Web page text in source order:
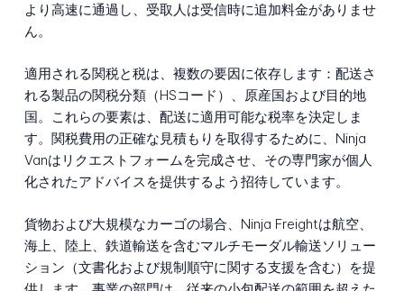
より高速に通過し、受取人は受信時に追加料金がありませ
ん。
適用される関税と税は、複数の要因に依存します：配送さ
れる製品の関税分類（HSコード）、原産国および目的地
国。これらの要素は、配送に適用可能な税率を決定しま
す。関税費用の正確な見積もりを取得するために、Ninja
Vanはリクエストフォームを完成させ、その専門家が個人
化されたアドバイスを提供するよう招待しています。
貨物および大規模なカーゴの場合、Ninja Freightは航空、
海上、陸上、鉄道輸送を含むマルチモーダル輸送ソリュー
ション（文書化および規制順守に関する支援を含む）を提